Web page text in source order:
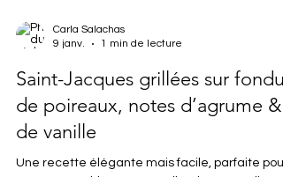
Carla Salachas